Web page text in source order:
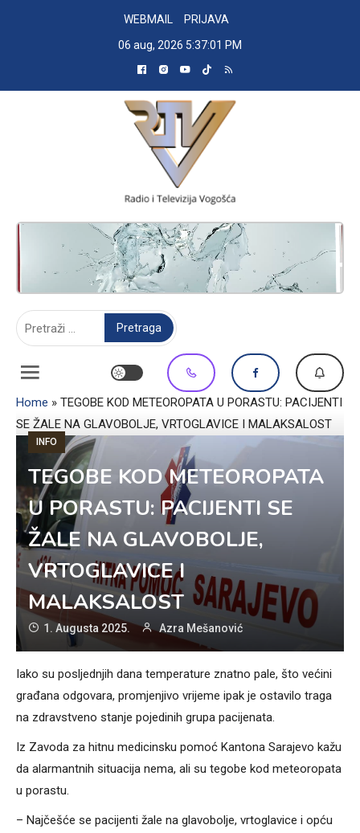
WEBMAIL
PRIJAVA
06 aug, 2026 5:37:02 PM
RADIO TELEVIZIJA VOGOŠĆA
Home » TEGOBE KOD METEOROPATA U PORASTU: PACIJENTI
SE ŽALE NA GLAVOBOLJE, VRTOGLAVICE I MALAKSALOST
INFO
TEGOBE KOD METEOROPATA
U PORASTU: PACIJENTI SE
ŽALE NA GLAVOBOLJE,
VRTOGLAVICE I
MALAKSALOST
1. Augusta 2025. Azra Mešanović
Iako su posljednjih dana temperature znatno pale, što većini
građana odgovara, promjenjivo vrijeme ipak je ostavilo traga
na zdravstveno stanje pojedinih grupa pacijenata.
Iz Zavoda za hitnu medicinsku pomoć Kantona Sarajevo kažu
da alarmantnih situacija nema, ali su tegobe kod meteoropata
u porastu.
– Najčešće se pacijenti žale na glavobolje, vrtoglavice i opću